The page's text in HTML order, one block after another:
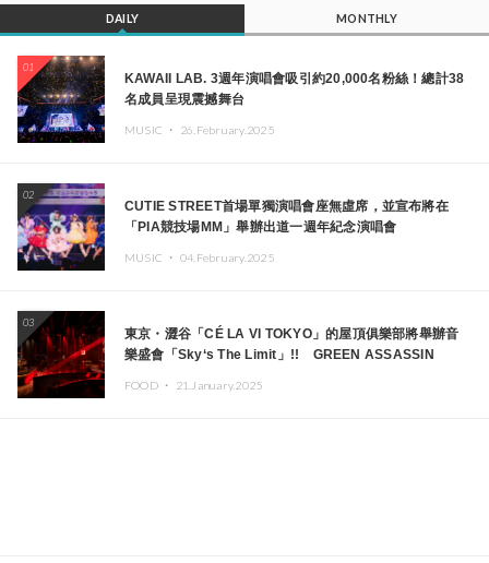
DAILY MONTHLY
01
KAWAII LAB. 3週年演唱會吸引約20,000名粉絲！總計38
名成員呈現震撼舞台
MUSIC ・ 26.February.2025
02
CUTIE STREET首場單獨演唱會座無虛席，並宣布將在
「PIA競技場MM」舉辦出道一週年紀念演唱會
MUSIC ・ 04.February.2025
03
東京・澀谷「CÉ LA VI TOKYO」的屋頂俱樂部將舉辦音
樂盛會「Sky‘s The Limit」!! GREEN ASSASSIN
本頂尖DJ及創作者齊聚一堂
FOOD ・ 21.January.2025